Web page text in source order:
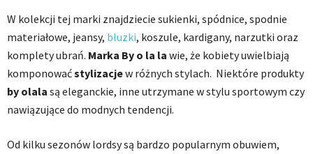
W kolekcji tej marki znajdziecie sukienki, spódnice, spodnie
materiałowe, jeansy, bluzki, koszule, kardigany, narzutki oraz
komplety ubrań. Marka By o la la wie, że kobiety uwielbiają
komponowaćstylizacjew różnych stylach. Niektóre produkty
by olala są eleganckie, inne utrzymane w stylu sportowym czy
nawiązujące do modnych tendencji.
Od kilku sezonów lordsy są bardzo popularnym obuwiem,